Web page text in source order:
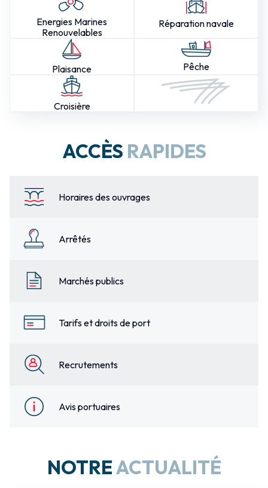
Energies Marines
Renouvelables
Réparation navale
Plaisance Pêche
Croisière
ACCÈS RAPIDES
Horaires des ouvrages
Arrêtés
Marchés publics
Tarifs et droits de port
Recrutements
Avis portuaires
NOTREACTUALITÉ